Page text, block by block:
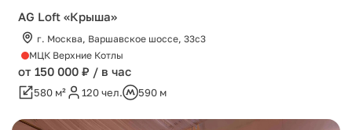
AG Loft «Крыша»
г. Москва, Варшавское шоссе, 33с3
МЦК Верхние Котлы
от 150 000 ₽ / в час
580 м² 120 чел. 590 м